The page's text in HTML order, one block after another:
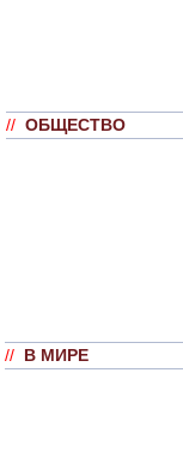
// ОБЩЕСТВО
// В МИРЕ